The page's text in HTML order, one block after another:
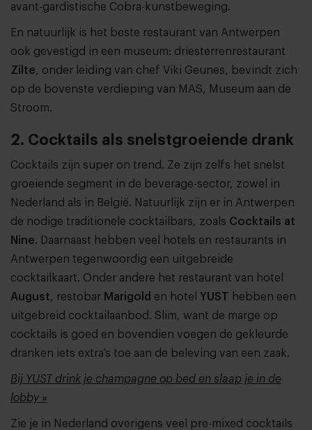
avant-gardistische Cobra-kunstbeweging.
En natuurlijk is het beste restaurant van Antwerpen
ook gevestigd in een museum: driesterrenrestaurant
Zilte, onder leiding van chef Viki Geunes, bevindt zich
op de bovenste verdieping van MAS, Museum aan de
Stroom.
2. Cocktails als snelstgroeiende drank
Cocktails zijn super on trend. Ze zijn zelfs het snelst
groeiende segment in de beverage-sector, zowel in
Nederland als in België. Natuurlijk zijn er in Antwerpen
de nodige traditionele cocktailbars, zoals Cocktails at
Nine. Daarnaast hebben veel hotels en restaurants in
Antwerpen tegenwoordig een uitgebreide
cocktailkaart. Onder andere het restaurant van hotel
August, restobar Marigold en hotel YUST hebben een
uitgebreid cocktailaanbod. Slim, want de marge op
cocktails is goed en bovendien voegen de gekleurde
dranken iets extra’s toe aan de beleving van een zaak.
Bij YUST drink je champagne op bed en slaap je in de
lobby »
Zie je in Nederland overigens veel pre-mixed cocktails